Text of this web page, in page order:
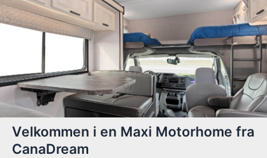
Velkommen i en Maxi Motorhome fra
CanaDream